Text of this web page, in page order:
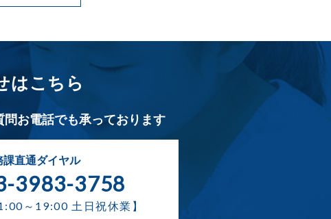
はこちら
お電話でも承っております
課直通ダイヤル
3983-3758
～19:00 土日祝休業】